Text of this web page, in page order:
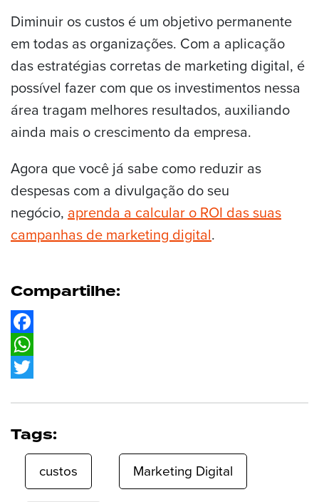
Diminuir os custos é um objetivo permanente
em todas as organizações. Com a aplicação
das estratégias corretas de marketing digital, é
possível fazer com que os investimentos nessa
área tragam melhores resultados, auxiliando
ainda mais o crescimento da empresa.
Agora que você já sabe como reduzir as
despesas com a divulgação do seu
negócio, aprenda a calcular o ROI das suas
campanhas de marketing digital.
Compartilhe:
Facebook
WhatsApp
Tags:
custos
Marketing Digital